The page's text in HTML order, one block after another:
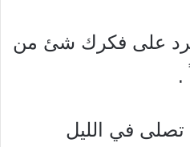
يرد على فكرك شئ من
.
تصلى في الليل